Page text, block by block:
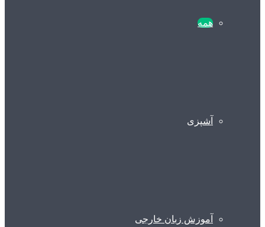
همه
آشپزی
آموزش زبان خارجی